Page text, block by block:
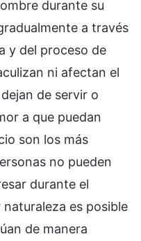
durante su
a través
y del proceso de
ni afectan el
de servir o
a que puedan
son los más
no pueden
durante el
es posible
de manera